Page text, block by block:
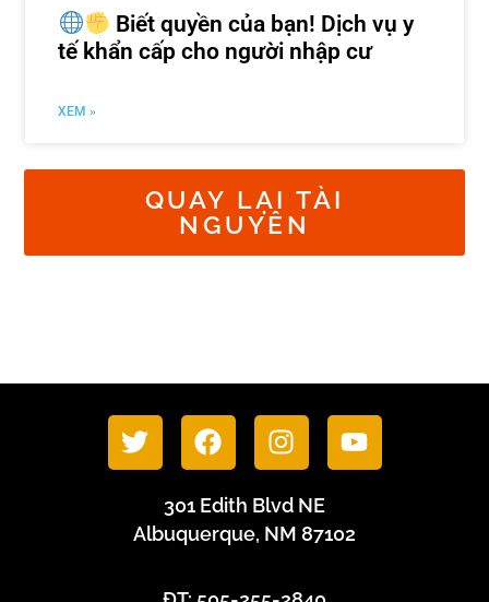
Biết quyền của bạn! Dịch vụ y
tế khẩn cấp cho người nhập cư
XEM »
QUAY LẠI TÀI
NGUYÊN
301 Edith Blvd NE
Albuquerque, NM 87102